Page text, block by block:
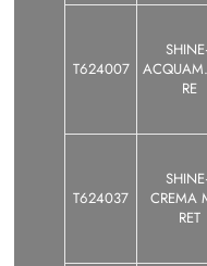
T624007
RE
T624037
CREMA
RET